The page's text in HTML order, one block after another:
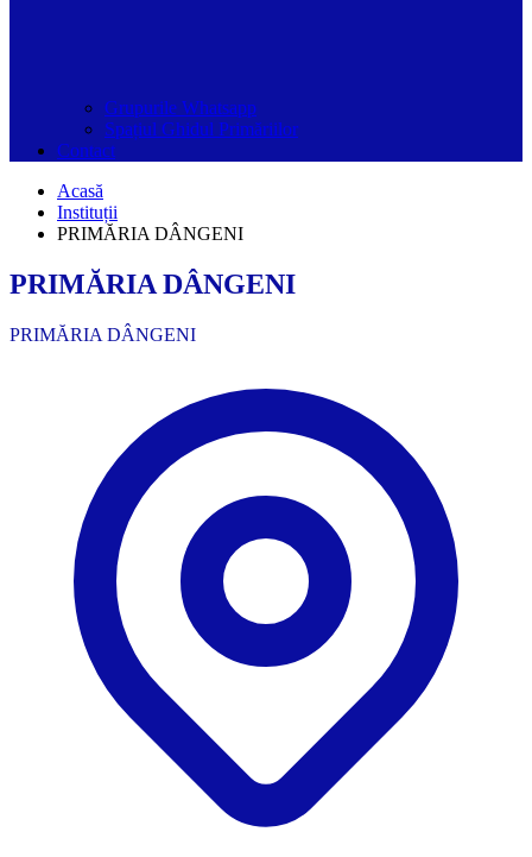
Grupurile Whatsapp
Spațiul Ghidul Primăriilor
Contact
Acasă
Instituții
PRIMĂRIA DÂNGENI
PRIMĂRIA DÂNGENI
PRIMĂRIA DÂNGENI